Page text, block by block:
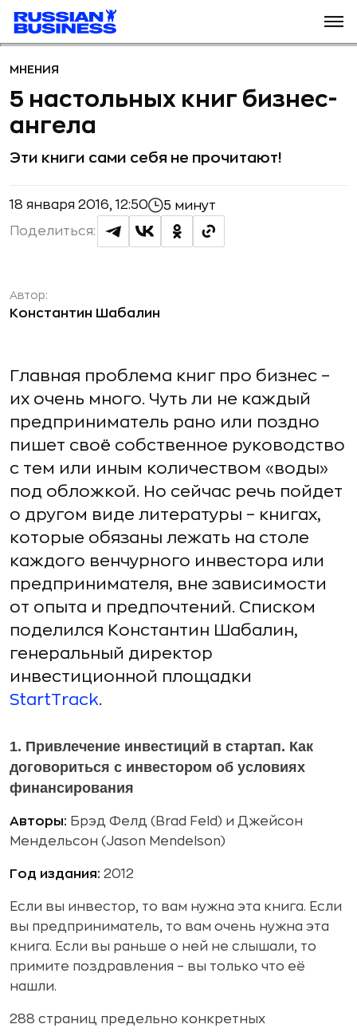
МНЕНИЯ
5 настольных книг бизнес-
ангела
Эти книги сами себя не прочитают!
18 января 2016, 12:50 5 минут
Поделиться:
Автор:
Константин Шабалин
Главная проблема книг про бизнес –
их очень много. Чуть ли не каждый
предприниматель рано или поздно
пишет своё собственное руководство
с тем или иным количеством «воды»
под обложкой. Но сейчас речь пойдет
о другом виде литературы – книгах,
которые обязаны лежать на столе
каждого венчурного инвестора или
предпринимателя, вне зависимости
от опыта и предпочтений. Списком
поделился Константин Шабалин,
генеральный директор
инвестиционной площадки
StartTrack.
1. Привлечение инвестиций в стартап. Как
договориться с инвестором об условиях
финансирования
Авторы: Брэд Фелд (Brad Feld) и Джейсон
Мендельсон (Jason Mendelson)
Год издания: 2012
Если вы инвестор, то вам нужна эта книга. Если
вы предприниматель, то вам очень нужна эта
книга. Если вы раньше о ней не слышали, то
примите поздравления – вы только что её
нашли.
288 страниц предельно конкретных